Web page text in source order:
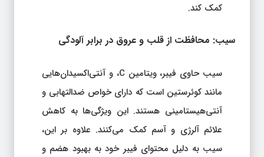
کمک کند.
سیب: محافظت از قلب و عروق در برابر آلودگی
سیب حاوی فیبر، ویتامین C، و آنتی‌اکسیدان‌هایی
مانند کوئرستین است که دارای خواص ضدالتهابی و
آنتی‌هیستامینی هستند. این ویژگی‌ها به کاهش
علائم آلرژی و آسم کمک می‌کنند. علاوه بر این،
سیب به دلیل محتوای فیبر خود به بهبود هضم و